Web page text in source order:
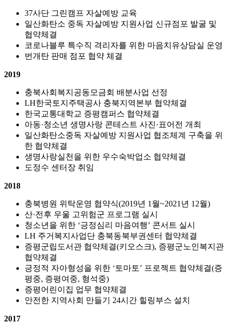
37사단 그린캠프 자살예방 교육
일산화탄소 중독 자살예방 지원사업 신규점포 발굴 및
협약체결
코로나블루 특수직 격리자를 위한 마음치유상담실 운영
번개탄 판매 점포 협약 체결
2019
충북사회복지공동모금회 배분사업 선정
LH한국토지주택공사 충북지역본부 협약체결
한국교통대학교 증평캠퍼스 협약체결
아동·청소년 생명사랑 콘테스트 사진·표어전 개최
일산화탄소중독 자살예방 지원사업 협조체계 구축을 위
한 협약체결
생명사랑실천을 위한 우수숙박업소 협약체결
도정수 센터장 취임
2018
충북병원 위탁운영 협약식(2019년 1월~2021년 12월)
산·전후 우울 고위험군 프로그램 실시
청소년을 위한 ‘긍정심리 마음여행’ 콘서트 실시
LH 주거복지사업단 충북동북부권센터 협약체결
증평군립도서관 협약체결(키오스크), 증평군노인복지관
협약체결
긍정적 자아형성을 위한 ‘토마토’ 프로젝트 협약체결(증
평중, 증평여중, 형석중)
증평어린이집 업무 협약체결
안전한 지역사회 만들기 24시간 힐링부스 설치
2017